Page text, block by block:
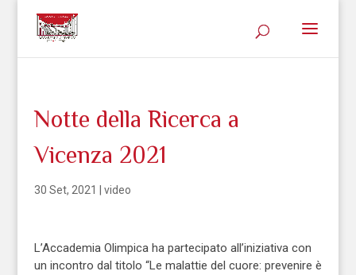
Notte della Ricerca a
Vicenza 2021
30 Set, 2021 video
L’Accademia Olimpica ha partecipato all’iniziativa con
un incontro dal titolo “Le malattie del cuore: prevenire è